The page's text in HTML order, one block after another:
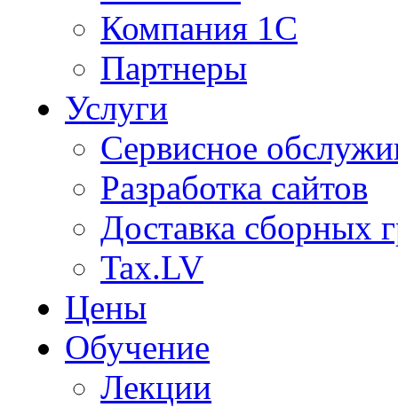
Компания 1С
Партнеры
Услуги
Сервисное
Разработка сайтов
Доставка сборных
Tax.LV
Цены
Обучение
Лекции